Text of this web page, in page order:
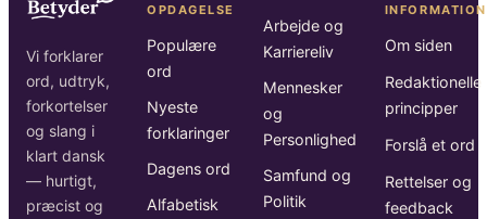
Vi forklarer
ord, udtryk,
forkortelser
og slang i
klart dansk
— hurtigt,
præcist og
OPDAGELSE
Populære
ord
Nyeste
forklaringer
Dagens ord
Alfabetisk
Arbejde og
Karriereliv
Mennesker
og
Personlighed
Samfund og
Politik
INFORMATION
Om siden
Redaktionelle
principper
Forslå et ord
Rettelser og
feedback